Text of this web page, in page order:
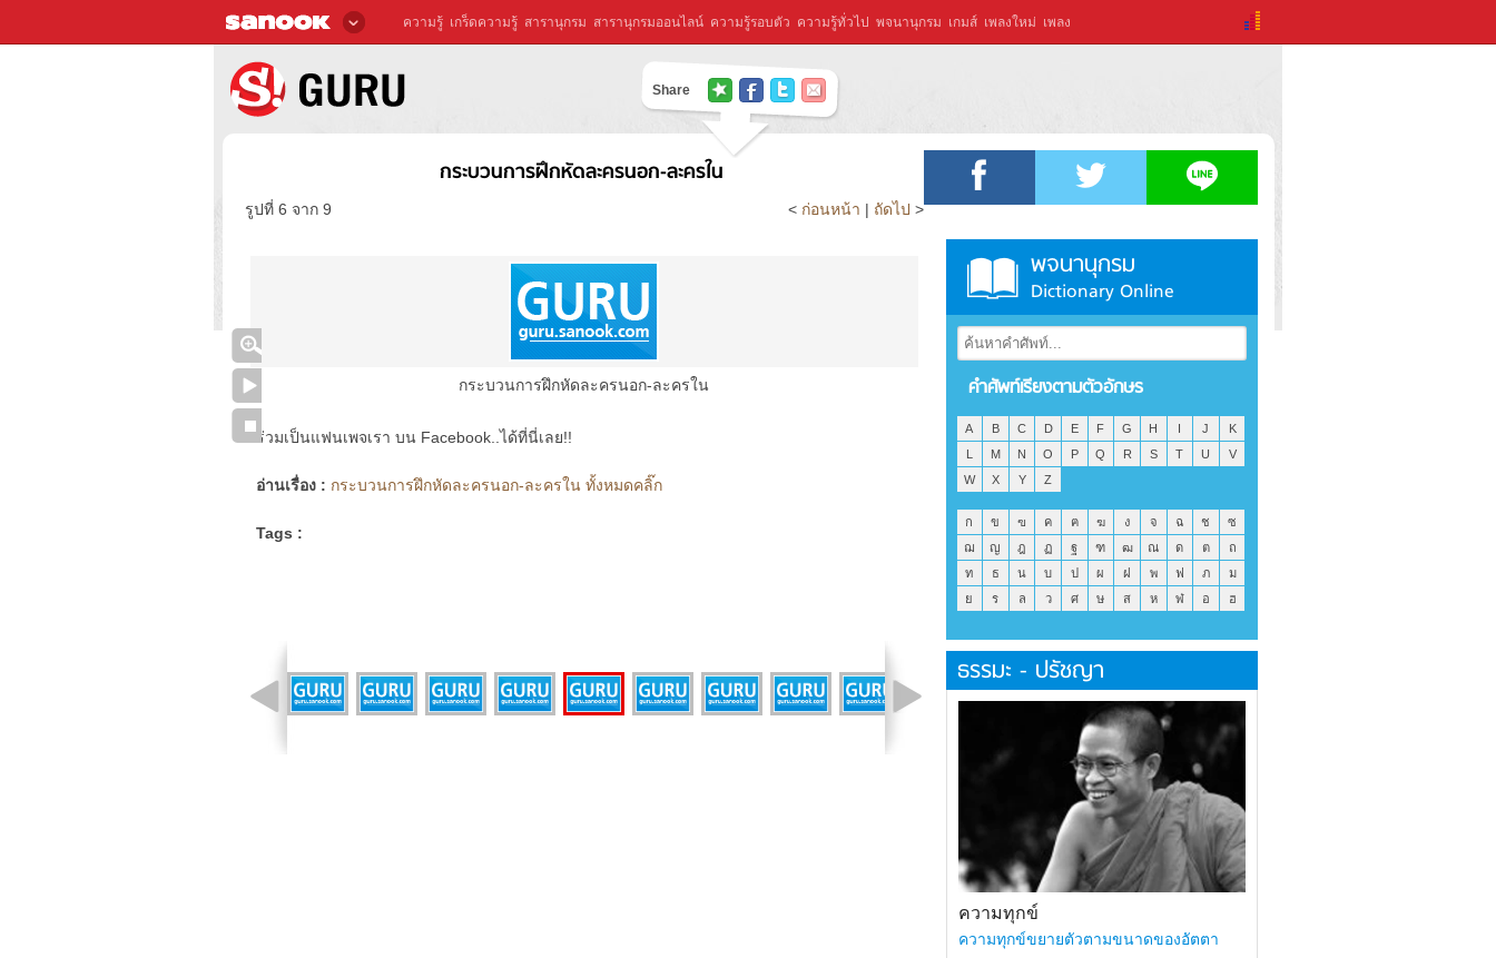
ความรู้ เกร็ดความรู้ สารานุกรม สารานุกรมออนไลน์ ความรู้รอบตัว ความรู้ทั่วไป พจนานุกรม เกมส์ เพลงใหม่ เพลง
Share
กระบวนการฝึกหัดละครนอก-ละครใน
รูปที่ 6 จาก 9 < ก่อนหน้า | ถัดไป >
กระบวนการฝึกหัดละครนอก-ละครใน
ร่วมเป็นแฟนเพจเรา บน Facebook..ได้ที่นี่เลย!!
อ่านเรื่อง : กระบวนการฝึกหัดละครนอก-ละครใน ทั้งหมดคลิ๊ก
Tags :
พจนานุกรม
Dictionary Online
คำศัพท์เรียงตามตัวอักษร
A B C D E F G H I J
K
L
M N O P Q R S T U
V
W
X Y Z
ก ข ฃ ค ฅ ฆ ง จ ฉ ช
ซ
ฌ
ญ ฎ ฏ ฐ ฑ ฒ ณ ด ต
ถ
ท
ธ น บ ป ผ ฝ พ ฟ ภ
ม
ย
ร ล ว ศ ษ ส ห ฬ อ ฮ
ธรรมะ - ปรัชญา
ความทุกข์
ความทุกข์ขยายตัวตามขนาดของอัตตา